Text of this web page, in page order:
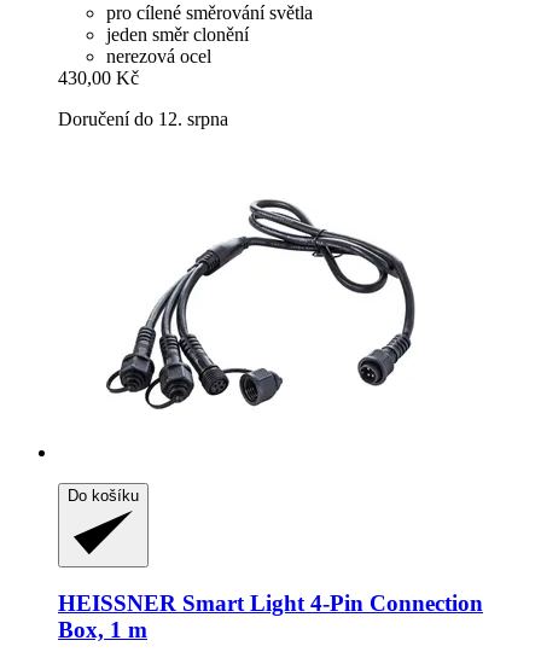
pro cílené směrování světla
jeden směr clonění
nerezová ocel
430,00 Kč
Doručení do 12. srpna
Do košíku
HEISSNER Smart Light 4-​Pin Connection
Box, 1 m